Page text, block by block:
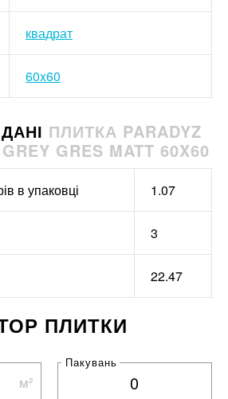
квадрат
60x60
ПЛИТКА PARADYZ
GRES MATT 60X60
в упаковці 1.07
3
22.47
ПЛИТКИ
м²
Пакувань